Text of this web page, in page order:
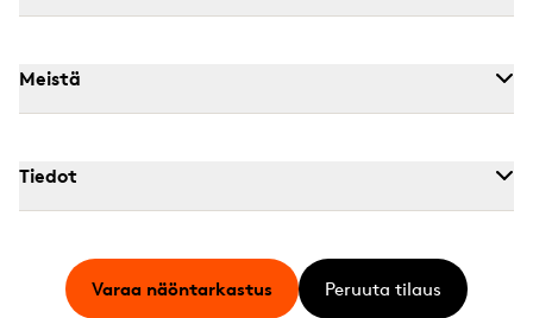
Meistä
Tiedot
Varaa näöntarkastus Peruuta tilaus